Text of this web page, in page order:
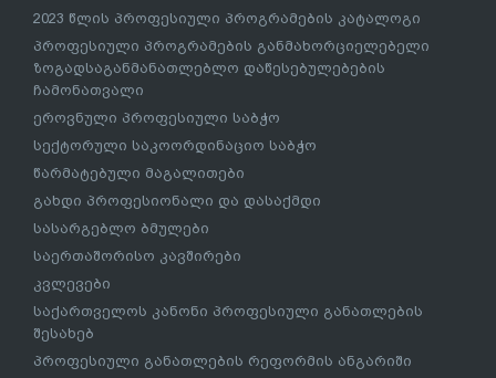
2023 წლის პროფესიული პროგრამების კატალოგი
პროფესიული პროგრამების განმახორციელებელი
ზოგადსაგანმანათლებლო დაწესებულებების
ჩამონათვალი
ეროვნული პროფესიული საბჭო
სექტორული საკოორდინაციო საბჭო
წარმატებული მაგალითები
გახდი პროფესიონალი და დასაქმდი
სასარგებლო ბმულები
საერთაშორისო კავშირები
კვლევები
საქართველოს კანონი პროფესიული განათლების
შესახებ
პროფესიული განათლების რეფორმის ანგარიში